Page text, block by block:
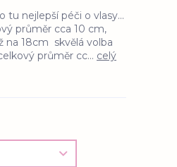
tu nejlepší péči o vlasy...
průměr cca 10 cm,
na 18cm skvělá volba
průměr cc... celý